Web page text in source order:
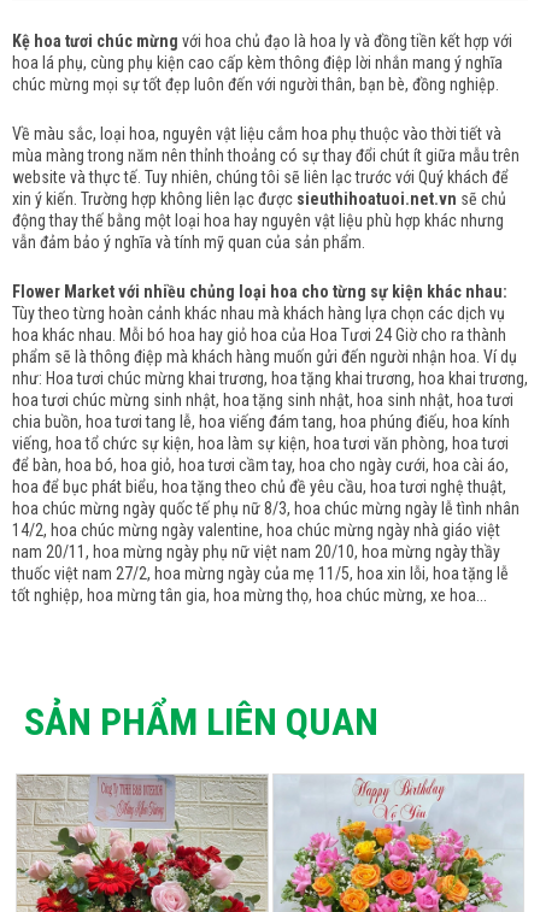
Kệ hoa tươi chúc mừng với hoa chủ đạo là hoa ly và đồng tiền kết hợp với
hoa lá phụ, cùng phụ kiện cao cấp kèm thông điệp lời nhắn mang ý nghĩa
chúc mừng mọi sự tốt đẹp luôn đến với người thân, bạn bè, đồng nghiệp.
Về màu sắc, loại hoa, nguyên vật liệu cắm hoa phụ thuộc vào thời tiết và
mùa màng trong năm nên thỉnh thoảng có sự thay đổi chút ít giữa mẫu trên
website và thực tế. Tuy nhiên, chúng tôi sẽ liên lạc trước với Quý khách để
xin ý kiến. Trường hợp không liên lạc được sieuthihoatuoi.net.vn sẽ chủ
động thay thế bằng một loại hoa hay nguyên vật liệu phù hợp khác nhưng
vẫn đảm bảo ý nghĩa và tính mỹ quan của sản phẩm.
Flower Market với nhiều chủng loại hoa cho từng sự kiện khác nhau:
Tùy theo từng hoàn cảnh khác nhau mà khách hàng lựa chọn các dịch vụ
hoa khác nhau. Mỗi bó hoa hay giỏ hoa của Hoa Tươi 24 Giờ cho ra thành
phẩm sẽ là thông điệp mà khách hàng muốn gửi đến người nhận hoa. Ví dụ
như: Hoa tươi chúc mừng khai trương, hoa tặng khai trương, hoa khai trương,
hoa tươi chúc mừng sinh nhật, hoa tặng sinh nhật, hoa sinh nhật, hoa tươi
chia buồn, hoa tươi tang lễ, hoa viếng đám tang, hoa phúng điếu, hoa kính
viếng, hoa tổ chức sự kiện, hoa làm sự kiện, hoa tươi văn phòng, hoa tươi
để bàn, hoa bó, hoa giỏ, hoa tươi cầm tay, hoa cho ngày cưới, hoa cài áo,
hoa để bục phát biểu, hoa tặng theo chủ đề yêu cầu, hoa tươi nghệ thuật,
hoa chúc mừng ngày quốc tế phụ nữ 8/3, hoa chúc mừng ngày lễ tình nhân
14/2, hoa chúc mừng ngày valentine, hoa chúc mừng ngày nhà giáo việt
nam 20/11, hoa mừng ngày phụ nữ việt nam 20/10, hoa mừng ngày thầy
thuốc việt nam 27/2, hoa mừng ngày của mẹ 11/5, hoa xin lỗi, hoa tặng lễ
tốt nghiệp, hoa mừng tân gia, hoa mừng thọ, hoa chúc mừng, xe hoa...
SẢN PHẨM LIÊN QUAN